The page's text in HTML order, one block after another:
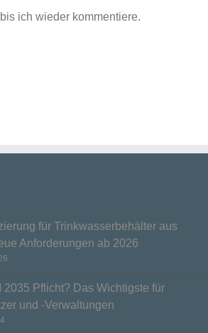
ich wieder kommentiere.
für Trinkwasserbehälter aus
Anforderungen ab 2026
2035 Pflicht? Das Wichtigste für
und -Verwaltungen